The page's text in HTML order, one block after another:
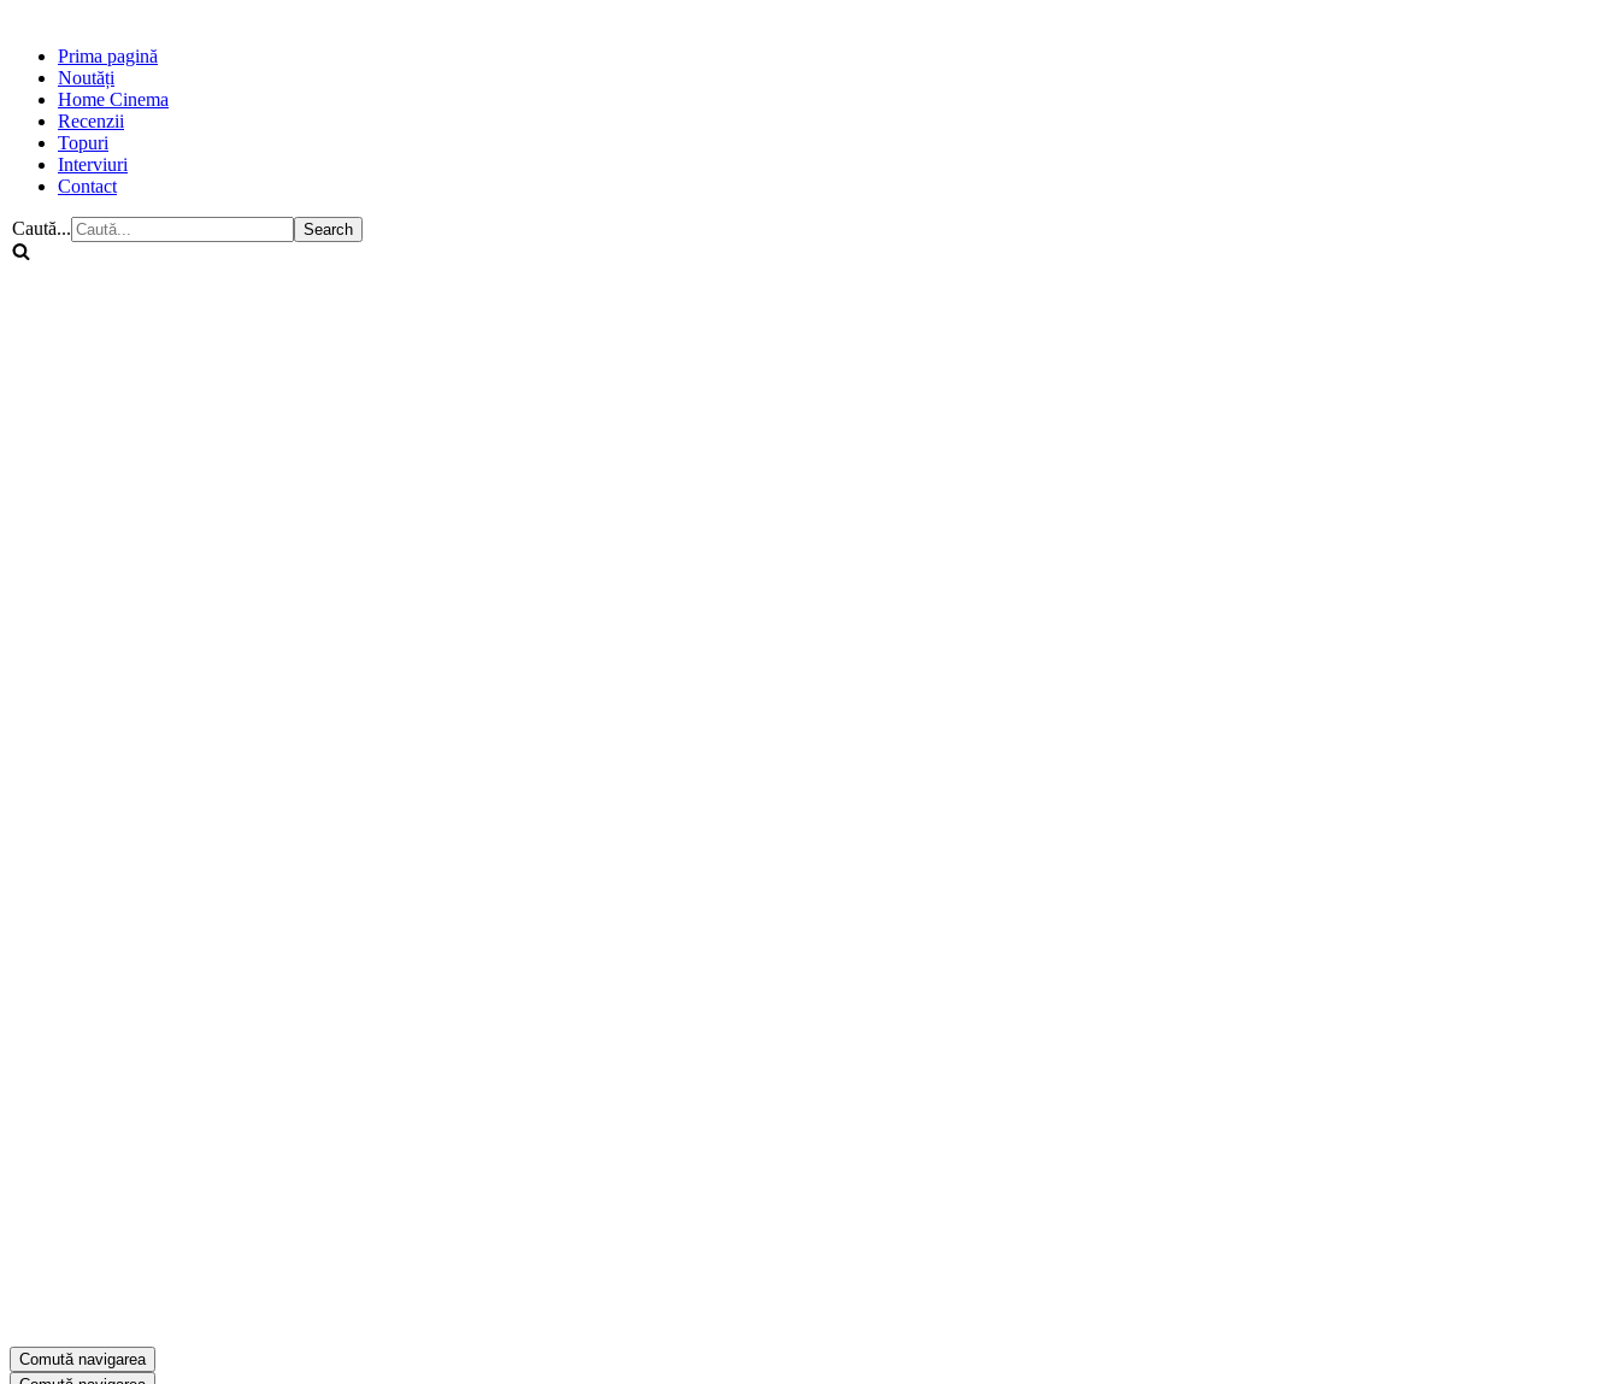
Prima pagină
Noutăți
Home Cinema
Recenzii
Topuri
Interviuri
Contact
Caută...
Comută navigarea